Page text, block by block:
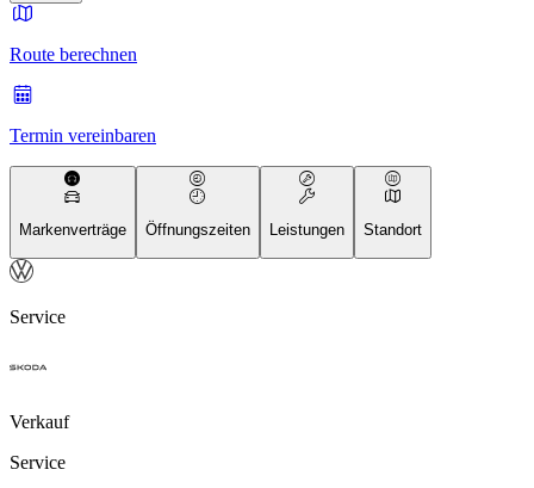
Route berechnen
Termin vereinbaren
Markenverträge Öffnungszeiten Leistungen Standort
Service
Verkauf
Service